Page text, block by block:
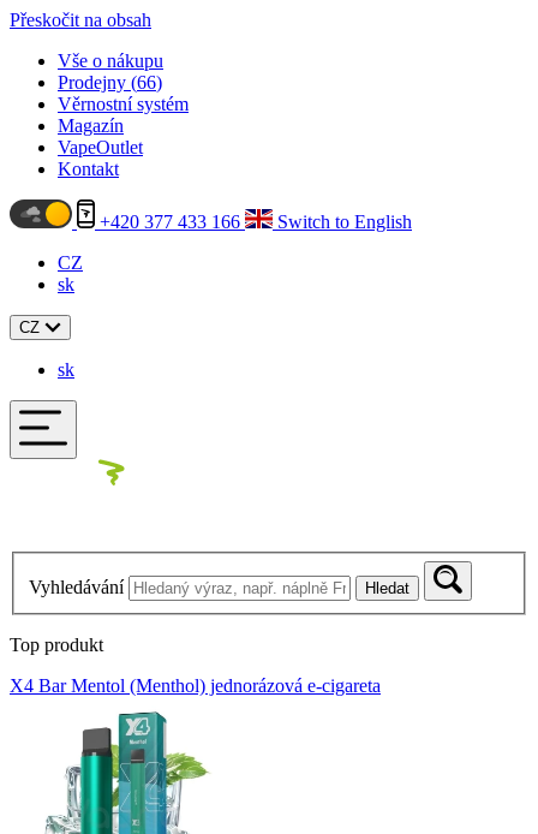
Přeskočit na obsah
Vše o nákupu
Prodejny (66)
Věrnostní systém
Magazín
VapeOutlet
Kontakt
+420 377 433 166
Switch to English
CZ
sk
CZ
sk
Vyhledávání Hledat
Top produkt
X4 Bar Mentol (Menthol) jednorázová e-cigareta